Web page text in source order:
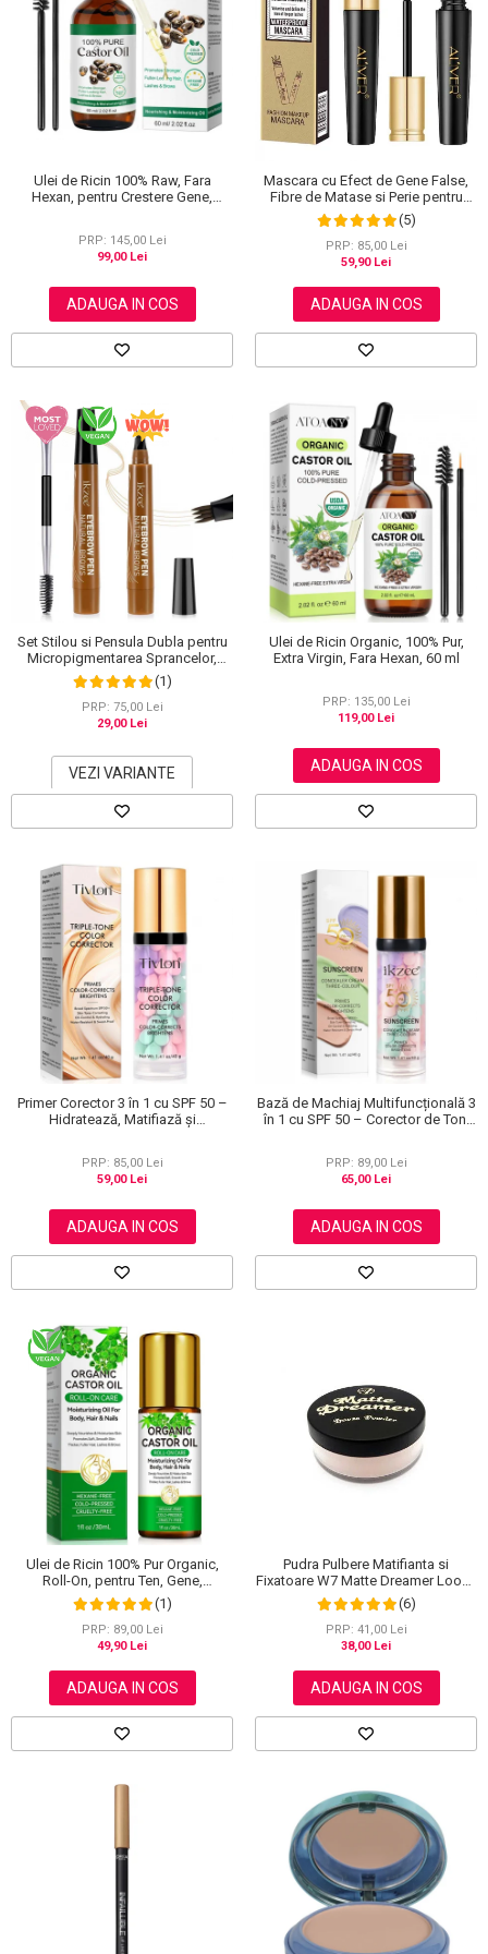
Scrub / Balsam de buze
Netestate pe Animale
Ulei de Ricin 100% Raw, Fara
Hexan, pentru Crestere Gene,
PRP: 145,00 Lei
99,00 Lei
ADAUGA IN COS
Mascara cu Efect de Gene False,
Fibre de Matase si Perie pentru
Curbare, Aliver 4D Extra Volume,
Waterproof, Negru,10 g
(5)
PRP: 85,00 Lei
59,90 Lei
ADAUGA IN COS
Set Stilou si Pensula Dubla pentru
Micropigmentarea Sprancelor,
Efect Natural de Microblading,
Aspect de Sprancene Pline
(1)
PRP: 75,00 Lei
29,00 Lei
VEZI VARIANTE
Ulei de Ricin Organic, 100% Pur,
Extra Virgin, Fara Hexan, 60 ml
PRP: 135,00 Lei
119,00 Lei
ADAUGA IN COS
Primer Corector 3 în 1 cu SPF 50 –
Hidratează, Matifiază și
PRP: 85,00 Lei
59,00 Lei
ADAUGA IN COS
Bază de Machiaj Multifuncțională 3
în 1 cu SPF 50 – Corector de Ton,
PRP: 89,00 Lei
65,00 Lei
ADAUGA IN COS
Ulei de Ricin 100% Pur Organic,
Roll-On, pentru Ten, Gene,
Sprancene, Unghii, 30 ml
(1)
PRP: 89,00 Lei
49,90 Lei
ADAUGA IN COS
Pudra Pulbere Matifianta si
Fixatoare W7 Matte Dreamer Loose
Powder - Classy Cameo, 20g
(6)
PRP: 41,00 Lei
38,00 Lei
ADAUGA IN COS